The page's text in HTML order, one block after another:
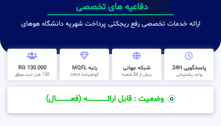
دفاعیه های تخصصی
ارائه خدمات تخصصی رفع ریجکتی پرداخت شهریه دانشگاه هوهای
پاسخگویی 24H
واحد پشتیبانی
شبکه جهانی
بیش از 34 شعبه
رتبه MQFL
گواهینامه cess
130.000 RG
130 هزار ثبت موفق
وضعیت : قابل ارائــــــــــــــــــــه (فعـــــــــــــــال)